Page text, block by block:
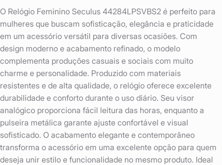
O Relógio Feminino Seculus 44284LPSVBS2 é perfeito para
mulheres que buscam sofisticação, elegância e praticidade
em um acessório versátil para diversas ocasiões. Com
design moderno e acabamento refinado, o modelo
complementa produções casuais e sociais com muito
charme e personalidade. Produzido com materiais
resistentes e de alta qualidade, o relógio oferece excelente
durabilidade e conforto durante o uso diário. Seu visor
analógico proporciona fácil leitura das horas, enquanto a
pulseira metálica garante ajuste confortável e visual
sofisticado. O acabamento elegante e contemporâneo
transforma o acessório em uma excelente opção para quem
deseja unir estilo e funcionalidade no mesmo produto. Ideal